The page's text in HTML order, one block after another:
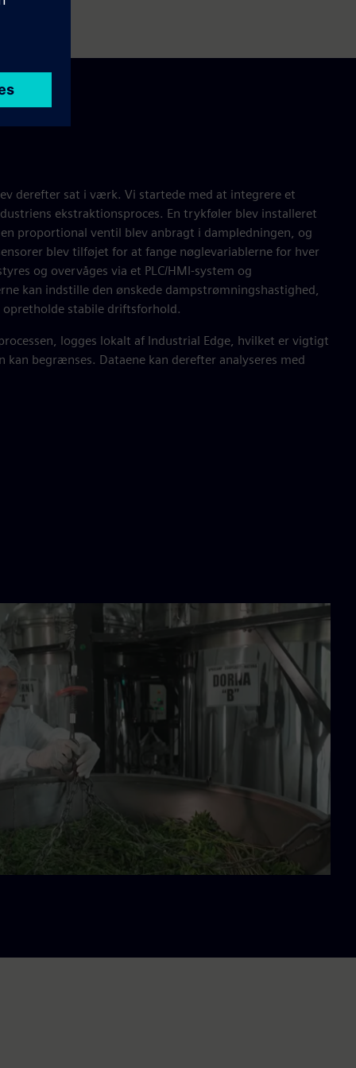
derefter sat i værk. Vi startede med at integrere et
ekstraktionsproces. En trykføler blev installeret
proportional ventil blev anbragt i dampledningen, og
blev tilføjet for at fange nøglevariablerne for hver
og overvåges via et PLC/HMI-system og
kan indstille den ønskede dampstrømningshastighed,
stabile driftsforhold.
logges lokalt af Industrial Edge, hvilket er vigtigt
kan begrænses. Dataene kan derefter analyseres med